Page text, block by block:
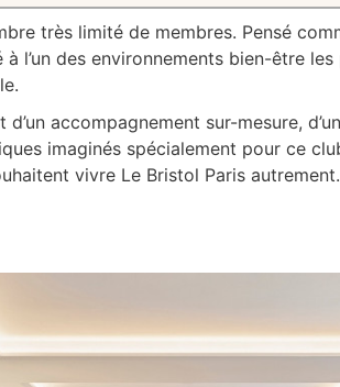
très limité de membres. Pensé
l’un des environnements bien-être
accompagnement sur-mesure,
imaginés spécialement pour ce
vivre Le Bristol Paris autrement.